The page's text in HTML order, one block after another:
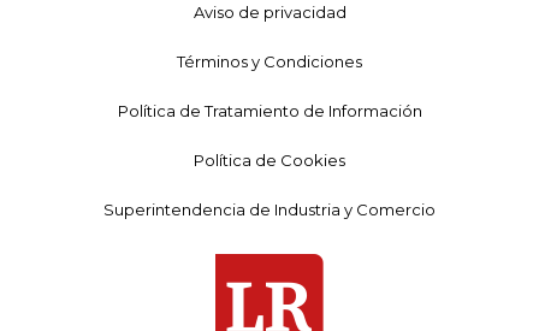
Aviso de privacidad
Términos y Condiciones
Política de Tratamiento de Información
Política de Cookies
Superintendencia de Industria y Comercio